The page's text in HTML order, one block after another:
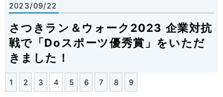
2023/09/22
さつきラン＆ウォーク2023 企業対抗
戦で「Doスポーツ優秀賞」をいただ
きました！
1 2 3 4 5 6 7 8 9